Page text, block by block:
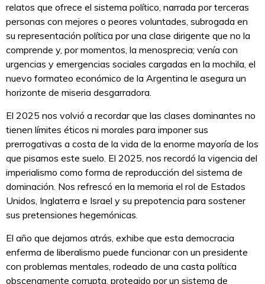
relatos que ofrece el sistema político, narrada por terceras
personas con mejores o peores voluntades, subrogada en
su representación política por una clase dirigente que no la
comprende y, por momentos, la menosprecia; venía con
urgencias y emergencias sociales cargadas en la mochila, el
nuevo formateo económico de la Argentina le asegura un
horizonte de miseria desgarradora.
El 2025 nos volvió a recordar que las clases dominantes no
tienen límites éticos ni morales para imponer sus
prerrogativas a costa de la vida de la enorme mayoría de los
que pisamos este suelo. El 2025, nos recordó la vigencia del
imperialismo como forma de reproducción del sistema de
dominación. Nos refrescó en la memoria el rol de Estados
Unidos, Inglaterra e Israel y su prepotencia para sostener
sus pretensiones hegemónicas.
El año que dejamos atrás, exhibe que esta democracia
enferma de liberalismo puede funcionar con un presidente
con problemas mentales, rodeado de una casta política
obscenamente corrupta, protegido por un sistema de